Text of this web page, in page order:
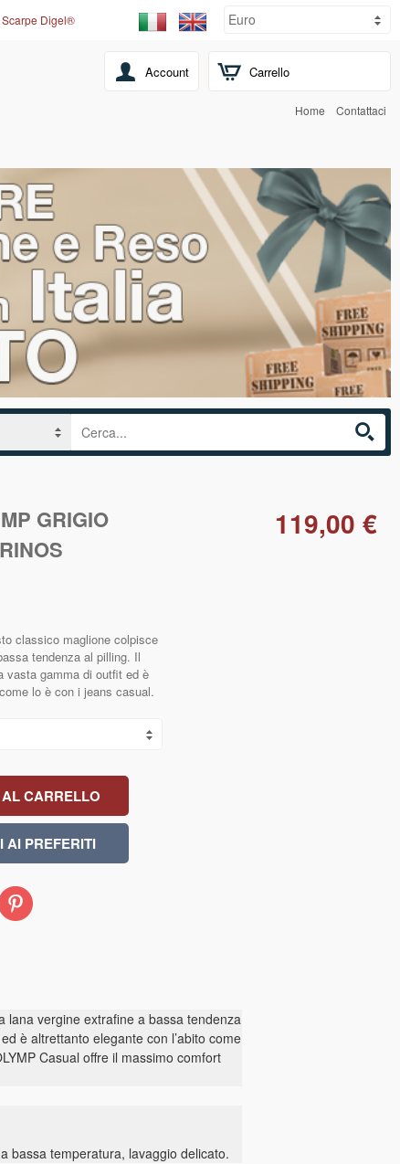
Carrello
Scarpe Digel®
Account
Home Contattaci
GRIGIO
classico maglione colpisce
tendenza al pilling. Il
vasta gamma di outfit ed è
lo è con i jeans casual.
119,00 €
lana vergine extrafine a bassa tendenza
è altrettanto elegante con l’abito come
Casual offre il massimo comfort
bassa temperatura, lavaggio delicato.